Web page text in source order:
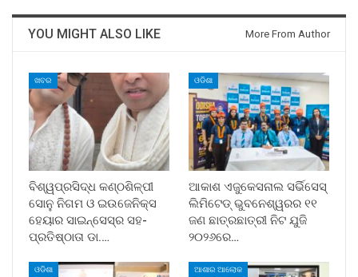
YOU MIGHT ALSO LIKE More From Author
ଖବର
ବିଶ୍ୱପ୍ରସିଦ୍ଧ କଣ୍ଠଶିଳ୍ପୀ
ସୋନୁ ନିଗମ ଓ ଇଉଜେନିକ୍ସ
ହେୟାର ସାଇନ୍ସେସ୍ର ସହ-
ପ୍ରତିଷ୍ଠାତା ଡା.…
ଓଡିଶା
ଆକାଶ ଏଜୁକେସନାଲ ସର୍ଭିସେସ୍
ଲିମିଟେଡ୍ ଭୁବନେଶ୍ୱରର ୧୧
ଜଣ ଛାତ୍ରଛାତ୍ରୀ ନିଟ ଯୁଜି
୨୦୨୬ରେ…
ଓଡିଶା ଆଶାର ଆଲୋକ